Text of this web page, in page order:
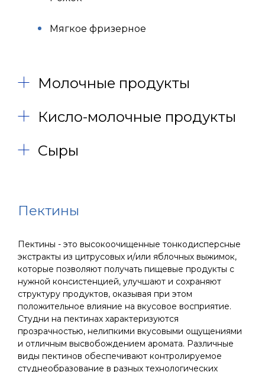
Мягкое фризерное
Молочные продукты
Кисло-молочные продукты
Сыры
Пектины
Пектины - это высокоочищенные тонкодисперсные
экстракты из цитрусовых и/или яблочных выжимок,
которые позволяют получать пищевые продукты с
нужной консистенцией, улучшают и сохраняют
структуру продуктов, оказывая при этом
положительное влияние на вкусовое восприятие.
Студни на пектинах характеризуются
прозрачностью, нелипкими вкусовыми ощущениями
и отличным высвобождением аромата. Различные
виды пектинов обеспечивают контролируемое
студнеобразование в разных технологических